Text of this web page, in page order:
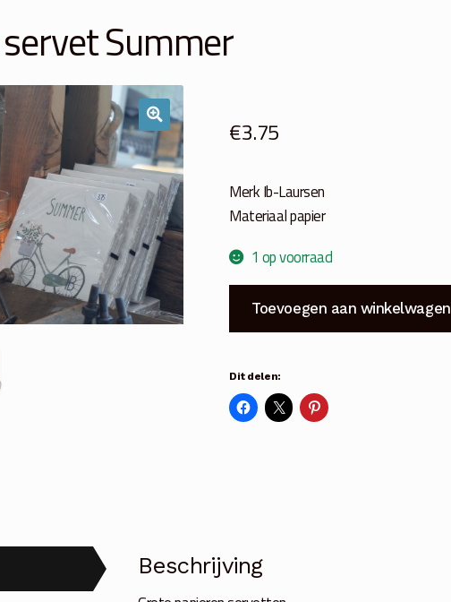
Summer
€3.75
Merk Ib-Laursen
Materiaal papier
1 op voorraad
servet
aantal
Toevoegen aan winkelwagen
Dit delen:
Beschrijving